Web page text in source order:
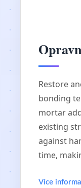
Restore
bonding
mortar
existing
against
time,
Více